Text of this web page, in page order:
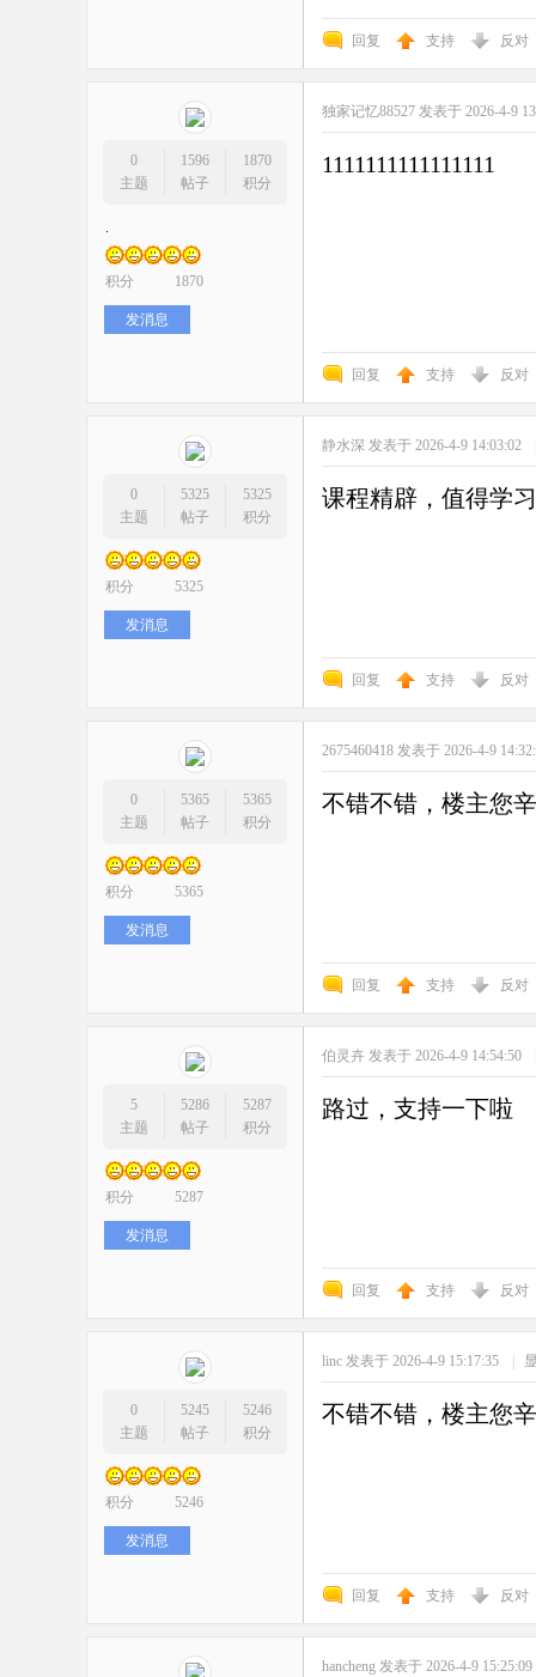
回复 支持 反对
0
主题
1596
帖子
1870
积分
积分 1870
发消息
独家记忆88527 发表于 2026-4-9
1111111111111111
回复 支持 反对
0
主题
5325
帖子
5325
积分
积分 5325
发消息
静水深 发表于 2026-4-9 14:03:02
课程精辟，值得学习
回复 支持 反对
0
主题
5365
帖子
5365
积分
积分 5365
发消息
2675460418 发表于 2026-4-9
不错不错，楼主您
回复 支持 反对
5
主题
5286
帖子
5287
积分
积分 5287
发消息
伯灵卉 发表于 2026-4-9 14:54:50
路过，支持一下啦
回复 支持 反对
0
主题
5245
帖子
5246
积分
积分 5246
发消息
linc 发表于 2026-4-9 15:17:35 |
不错不错，楼主您
回复 支持 反对
hancheng 发表于 2026-4-9 15:25:09